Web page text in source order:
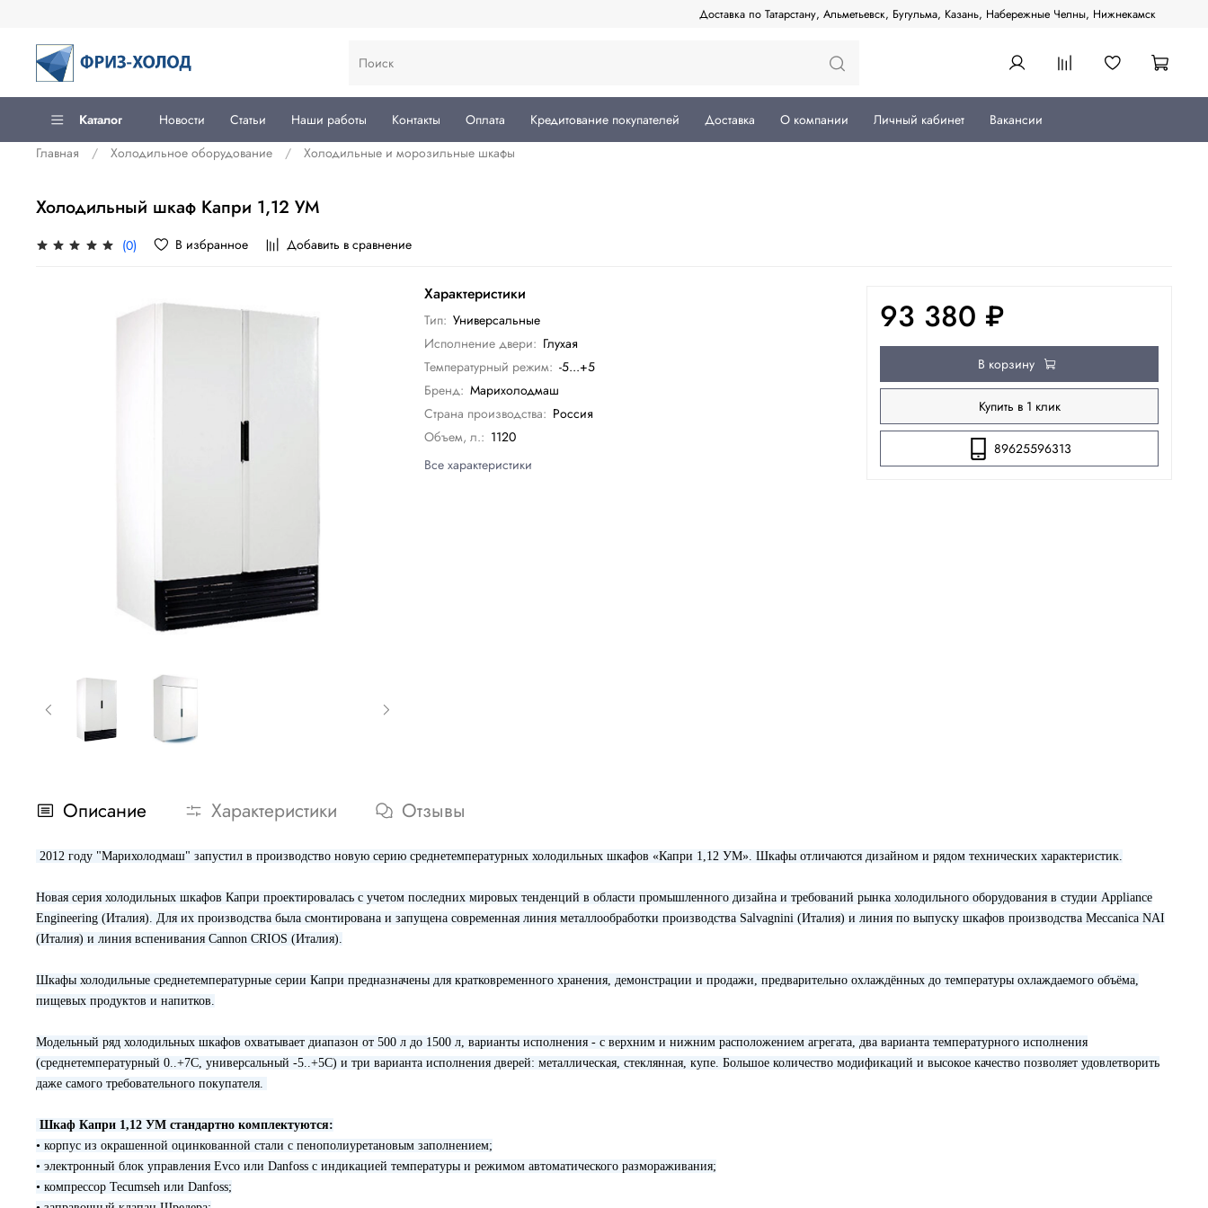
Доставка по Татарстану, Альметьевск, Бугульма, Казань, Набережные Челны, Нижнекамск
Каталог Новости Статьи Наши работы Контакты Оплата Кредитование покупателей Доставка О компании Личный кабинет
Вакансии
Главная
Холодильное оборудование Холодильные и морозильные шкафы
Холодильный шкаф Капри 1,12 УМ
(0) В избранное Добавить в сравнение
Характеристики
Тип: Универсальные
Исполнение двери: Глухая
Температурный режим: -5...+5
Бренд: Марихолодмаш
Страна производства: Россия
Объем, л.: 1120
Все характеристики
93 380 ₽
В корзину
Купить в 1 клик
89625596313
Описание Характеристики Отзывы
2012 году "Марихолодмаш" запустил в производство новую серию среднетемпературных холодильных шкафов «Капри 1,12 УМ». Шкафы отличаются дизайном и рядом технических характеристик.
Новая серия холодильных шкафов Капри проектировалась с учетом последних мировых тенденций в области промышленного дизайна и требований рынка холодильного оборудования в студии Appliance
Engineering (Италия). Для их производства была смонтирована и запущена современная линия металлообработки производства Salvagnini (Италия) и линия по выпуску шкафов производства Meccanica NAI
(Италия) и линия вспенивания Cannon CRIOS (Италия).
Шкафы холодильные среднетемпературные серии Капри предназначены для кратковременного хранения, демонстрации и продажи, предварительно охлаждённых до температуры охлаждаемого объёма,
пищевых продуктов и напитков.
Модельный ряд холодильных шкафов охватывает диапазон от 500 л до 1500 л, варианты исполнения - с верхним и нижним расположением агрегата, два варианта температурного исполнения
(среднетемпературный 0..+7С, универсальный -5..+5С) и три варианта исполнения дверей: металлическая, стеклянная, купе. Большое количество модификаций и высокое качество позволяет удовлетворить
даже самого требовательного покупателя.
Шкаф Капри 1,12 УМ стандартно комплектуются:
• корпус из окрашенной оцинкованной стали с пенополиуретановым заполнением;
• электронный блок управления Evco или Danfoss с индикацией температуры и режимом автоматического размораживания;
• компрессор Tecumseh или Danfoss;